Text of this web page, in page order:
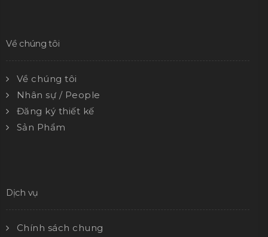
Về chúng tôi
Về chúng tôi
Nhân sự / People
Đăng ký thiết kế
Sản Phẩm
Dịch vụ
Chính sách chung